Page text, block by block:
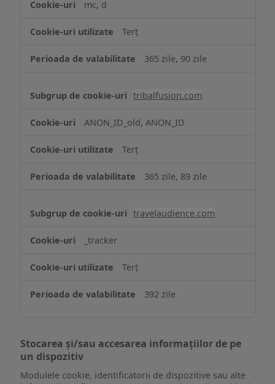
mc, d
Terț
365 zile, 90 zile
tribalfusion.com
ANON_ID_old, ANON_ID
Terț
365 zile, 89 zile
travelaudience.com
_tracker
Terț
392 zile
Stocarea și/sau accesarea informațiilor de pe
un dispozitiv
Modulele cookie, identificatorii de dispozitive sau alte